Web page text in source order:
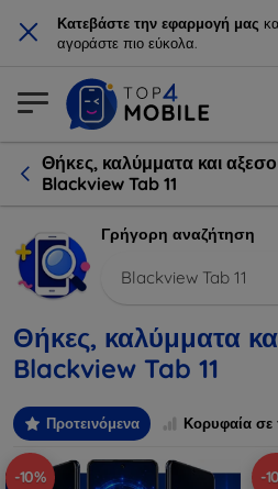
× Κατεβάστε την εφαρμογή μας
αγοράστε πιο εύκολα.
Θήκες, καλύμματα και
Blackview Tab 11
Γρήγορη αναζήτηση
Blackview Tab 11
Θήκες, καλύμματα
Blackview Tab 11
Προτεινόμενα Κορυφαία σε
-10% -